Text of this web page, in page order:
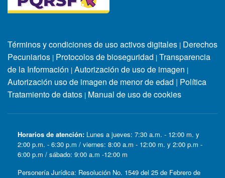
Términos y condiciones de uso activos digitales | Derechos
Pecuniarios | Protocolos de bioseguridad | Transparencia
de la Información | Autorización de uso de imagen |
Autorización uso de imagen de menor de edad | Política
Tratamiento de datos | Manual de uso de cookies
Horarios de atención: Lunes a jueves: 7:30 a.m. - 12:00 m. y
2:00 p.m. - 6:30 p.m / viernes: 8:00 a.m - 12:00 m. y 2:00 p.m -
6:00 p.m / sábado: 9:00 a.m -12:00 m
Personería Jurídica: Resolución No. 1549 del 25 de Febrero de